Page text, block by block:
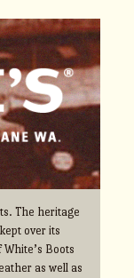
The heritage
over its
Boots
as well as